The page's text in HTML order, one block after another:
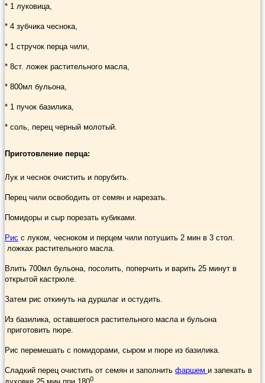
* 1 луковица,
* 4 зубчика чеснока,
* 1 стручок перца чили,
* 8ст. ложек растительного масла,
* 800мл бульона,
* 1 пучок базилика,
* соль, перец черный молотый.
Приготовление перца:
Лук и чеснок очистить и порубить.
Перец чили освободить от семян и нарезать.
Помидоры и сыр порезать кубиками.
Рис с луком, чесноком и перцем чили потушить 2 мин в 3 стол.
ложках растительного масла.
Влить 700мл бульона, посолить, поперчить и варить 25 минут в
открытой кастрюле.
Затем рис откинуть на дуршлаг и остудить.
Из базилика, оставшегося растительного масла и бульона
приготовить пюре.
Рис перемешать с помидорами, сыром и пюре из базилика.
Сладкий перец очистить от семян и заполнить фаршем и запекать в
0